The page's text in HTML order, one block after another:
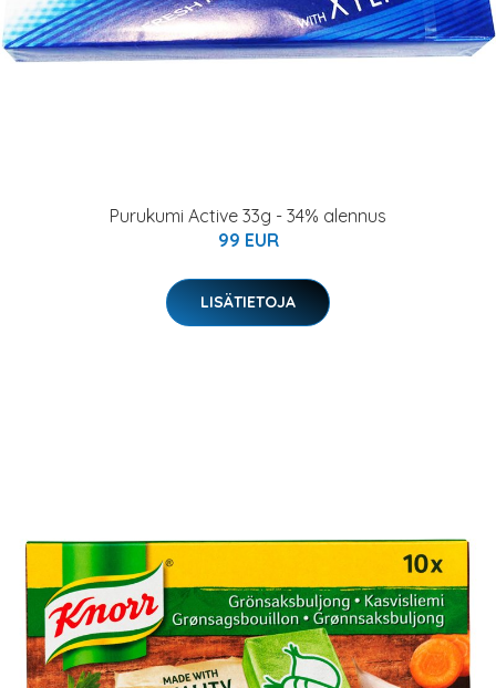
Purukumi Active 33g - 34% alennus
99 EUR
LISÄTIETOJA